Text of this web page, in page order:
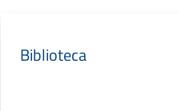
Biblioteca